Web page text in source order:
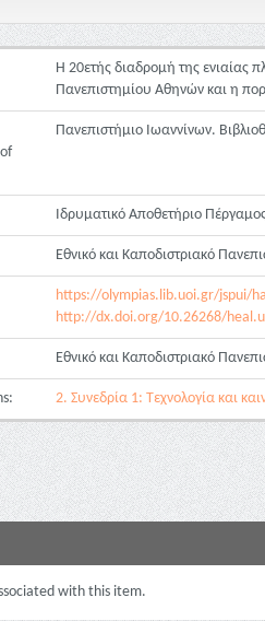
Η 20ετής διαδρομή της ενιαίας
Πανεπιστημίου Αθηνών και η
Πανεπιστήμιο Ιωαννίνων.
Ιδρυματικό Αποθετήριο
Εθνικό και Καποδιστριακό
https://olympias.lib.uoi.gr/jspui/
http://dx.doi.org/10.26268/
Εθνικό και Καποδιστριακό
2. Συνεδρία 1: Τεχνολογία και
with this item.